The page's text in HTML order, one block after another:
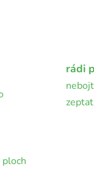
rádi
zeptat